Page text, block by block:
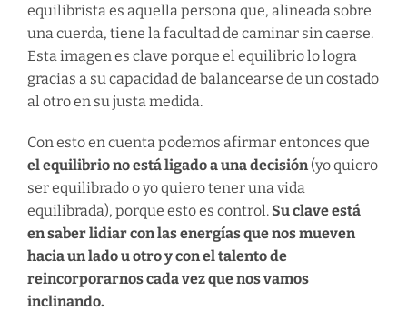
equilibrista es aquella persona que, alineada sobre
una cuerda, tiene la facultad de caminar sin caerse.
Esta imagen es clave porque el equilibrio lo logra
gracias a su capacidad de balancearse de un costado
al otro en su justa medida.
Con esto en cuenta podemos afirmar entonces que
el equilibrio no está ligado a una decisión(yo quiero
ser equilibrado o yo quiero tener una vida
equilibrada), porque esto es control. Su clave está
en saber lidiar con las energías que nos mueven
hacia un lado u otro y con el talento de
reincorporarnos cada vez que nos vamos
inclinando.